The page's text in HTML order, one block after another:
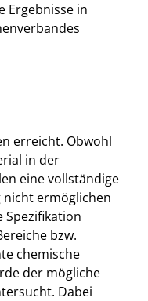
Ergebnisse in
erreicht. Obwohl
in der
eine vollständige
ermöglichen
Spezifikation
bzw.
chemische
der mögliche
Dabei